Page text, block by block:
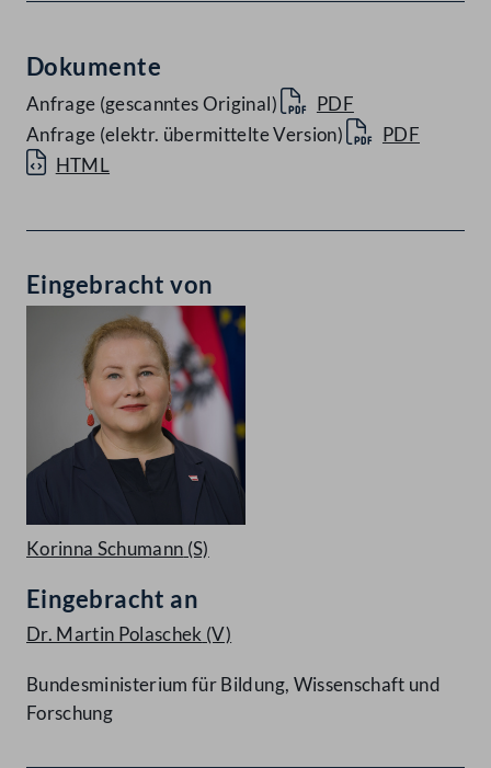
Dokumente
Anfrage (gescanntes Original)
PDF
Anfrage (elektr. übermittelte Version)
PDF
HTML
Eingebracht von
Korinna Schumann (S)
Eingebracht an
Dr. Martin Polaschek (V)
Bundesministerium für Bildung, Wissenschaft und
Forschung